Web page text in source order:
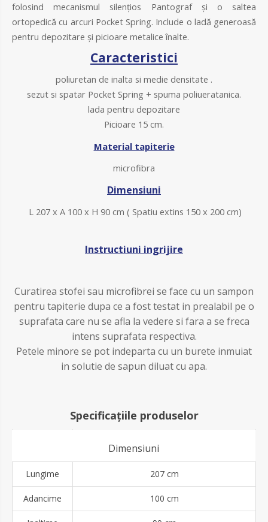
folosind mecanismul silențios Pantograf și o saltea
ortopedică cu arcuri Pocket Spring. Include o ladă generoasă
pentru depozitare și picioare metalice înalte.
Caracteristici
poliuretan de inalta si medie densitate .
sezut si spatar Pocket Spring + spuma poliueratanica.
lada pentru depozitare
Picioare 15 cm.
Material tapiterie
microfibra
Dimensiuni
L 207 x A 100 x H 90 cm ( Spatiu extins 150 x 200 cm)
Instructiuni ingrijire
Curatirea stofei sau microfibrei se face cu un sampon
pentru tapiterie dupa ce a fost testat in prealabil pe o
suprafata care nu se afla la vedere si fara a se freca
intens suprafata respectiva.
Petele minore se pot indeparta cu un burete inmuiat
in solutie de sapun diluat cu apa.
Specificațiile produselor
Dimensiuni
Lungime 207 cm
Adancime 100 cm